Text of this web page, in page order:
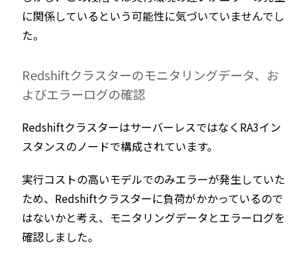
に関係しているという可能性に気づいていませんでし
た。
Redshiftクラスターのモニタリングデータ、お
よびエラーログの確認
RedshiftクラスターはサーバーレスではなくRA3イン
スタンスのノードで構成されています。
実行コストの高いモデルでのみエラーが発生していた
ため、Redshiftクラスターに負荷がかかっているので
はないかと考え、モニタリングデータとエラーログを
確認しました。